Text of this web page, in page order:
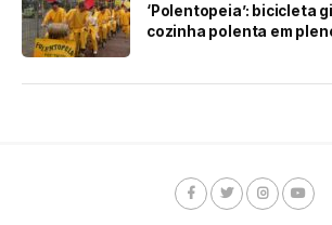
‘Polentopeia’: bicicleta
cozinha polenta em